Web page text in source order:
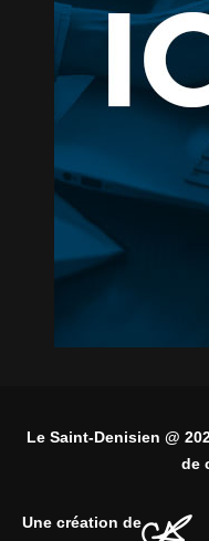
Le Saint-Denisien @
de
Une création de